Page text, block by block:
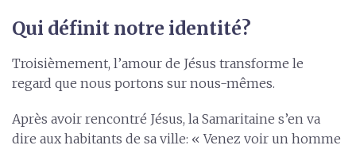
Qui définit notre identité?
Troisièmement, l’amour de Jésus transforme le
regard que nous portons sur nous-mêmes.
Après avoir rencontré Jésus, la Samaritaine s’en va
dire aux habitants de sa ville: « Venez voir un homme